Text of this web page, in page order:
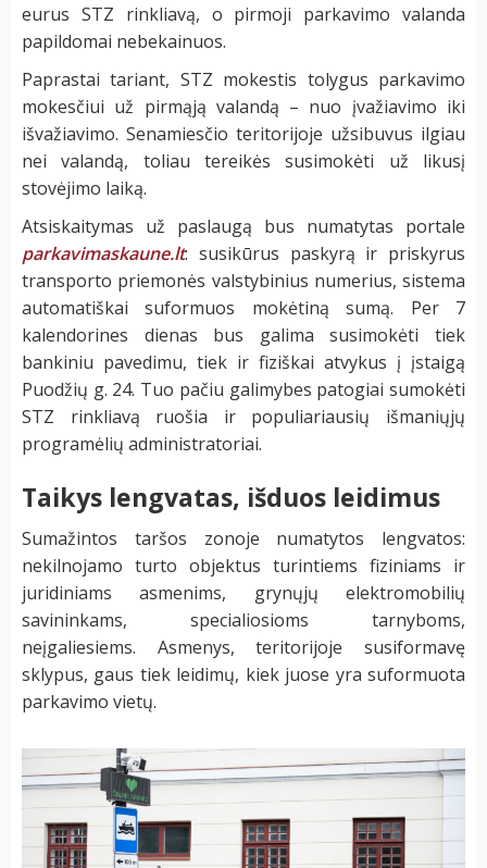
eurus STZ rinkliavą, o pirmoji parkavimo valanda
papildomai nebekainuos.
Paprastai tariant, STZ mokestis tolygus parkavimo
mokesčiui už pirmąją valandą – nuo įvažiavimo iki
išvažiavimo. Senamiesčio teritorijoje užsibuvus ilgiau
nei valandą, toliau tereikės susimokėti už likusį
stovėjimo laiką.
Atsiskaitymas už paslaugą bus numatytas portale
parkavimaskaune.lt: susikūrus paskyrą ir priskyrus
transporto priemonės valstybinius numerius, sistema
automatiškai suformuos mokėtiną sumą. Per 7
kalendorines dienas bus galima susimokėti tiek
bankiniu pavedimu, tiek ir fiziškai atvykus į įstaigą
Puodžių g. 24. Tuo pačiu galimybes patogiai sumokėti
STZ rinkliavą ruošia ir populiariausių išmaniųjų
programėlių administratoriai.
Taikys lengvatas, išduos leidimus
Sumažintos taršos zonoje numatytos lengvatos:
nekilnojamo turto objektus turintiems fiziniams ir
juridiniams asmenims, grynųjų elektromobilių
savininkams, specialiosioms tarnyboms,
neįgaliesiems. Asmenys, teritorijoje susiformavę
sklypus, gaus tiek leidimų, kiek juose yra suformuota
parkavimo vietų.